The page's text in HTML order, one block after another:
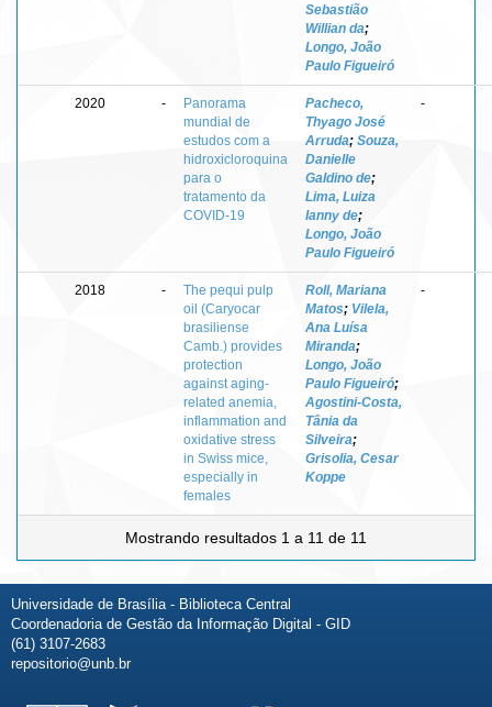
Sebastião
Willian da;
Longo, João
Paulo Figueiró
2020 -
Panorama
mundial de
estudos com a
hidroxicloroquina
para o
tratamento da
COVID-19
Pacheco,
Thyago José
Arruda; Souza,
Danielle
Galdino de;
Lima, Luiza
Ianny de;
Longo, João
Paulo Figueiró
-
2018 -
The pequi pulp
oil (Caryocar
brasiliense
Camb.) provides
protection
against aging-
related anemia,
inflammation and
oxidative stress
in Swiss mice,
especially in
females
Roll, Mariana
Matos; Vilela,
Ana Luísa
Miranda;
Longo, João
Paulo Figueiró;
Agostini-Costa,
Tânia da
Silveira;
Grisolia, Cesar
Koppe
-
Mostrando resultados 1 a 11 de 11
Universidade de Brasília - Biblioteca Central
Coordenadoria de Gestão da Informação Digital - GID
(61) 3107-2683
repositorio@unb.br